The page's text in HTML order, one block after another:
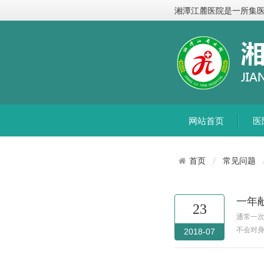
湘潭江麓医院是一所集
网站首页 医
首页 常见问题
23
2018-07
一年
通常一
不会对